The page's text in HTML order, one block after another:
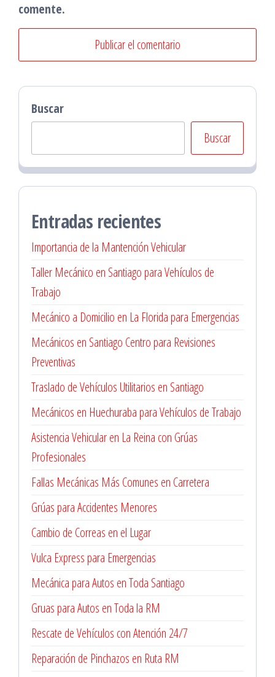
comente.
Buscar
Buscar
Entradas recientes
Importancia de la Mantención Vehicular
Taller Mecánico en Santiago para Vehículos de
Trabajo
Mecánico a Domicilio en La Florida para Emergencias
Mecánicos en Santiago Centro para Revisiones
Preventivas
Traslado de Vehículos Utilitarios en Santiago
Mecánicos en Huechuraba para Vehículos de Trabajo
Asistencia Vehicular en La Reina con Grúas
Profesionales
Fallas Mecánicas Más Comunes en Carretera
Grúas para Accidentes Menores
Cambio de Correas en el Lugar
Vulca Express para Emergencias
Mecánica para Autos en Toda Santiago
Gruas para Autos en Toda la RM
Rescate de Vehículos con Atención 24/7
Reparación de Pinchazos en Ruta RM